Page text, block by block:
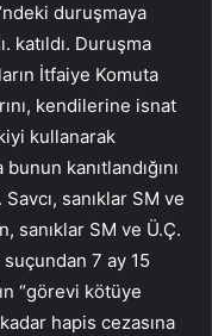
duruşmaya
katıldı. Duruşma
İtfaiye Komuta
kendilerine isnat
kullanarak
kanıtlandığını
sanıklar SM ve
sanıklar SM ve Ü.Ç.
7 ay 15
“görevi kötüye
hapis cezasına